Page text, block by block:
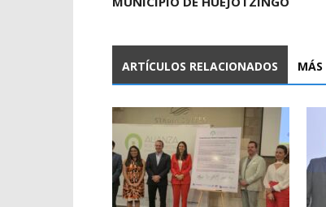
ARTÍCULOS RELACIONADOS MÁS